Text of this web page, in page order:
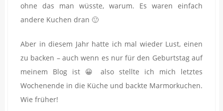
ohne das man wüsste, warum. Es waren einfach
andere Kuchen dran 🙂
Aber in diesem Jahr hatte ich mal wieder Lust, einen
zu backen – auch wenn es nur für den Geburtstag auf
meinem Blog ist 😀 also stellte ich mich letztes
Wochenende in die Küche und backte Marmorkuchen.
Wie früher!